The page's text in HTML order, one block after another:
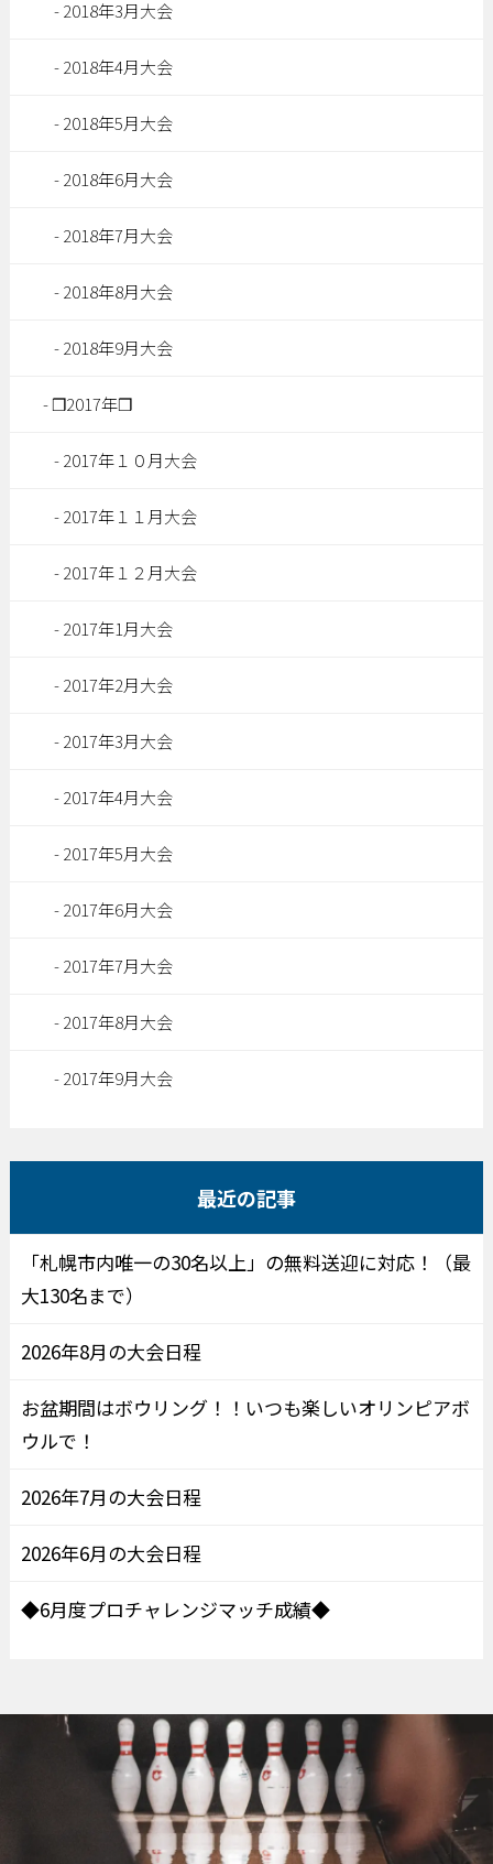
2018年3月大会
2018年4月大会
2018年5月大会
2018年6月大会
2018年7月大会
2018年8月大会
2018年9月大会
❒2017年❒
2017年１０月大会
2017年１１月大会
2017年１２月大会
2017年1月大会
2017年2月大会
2017年3月大会
2017年4月大会
2017年5月大会
2017年6月大会
2017年7月大会
2017年8月大会
2017年9月大会
最近の記事
「札幌市内唯一の30名以上」の無料送迎に対応！（最
大130名まで）
2026年8月の大会日程
お盆期間はボウリング！！いつも楽しいオリンピアボ
ウルで！
2026年7月の大会日程
2026年6月の大会日程
◆6月度プロチャレンジマッチ成績◆